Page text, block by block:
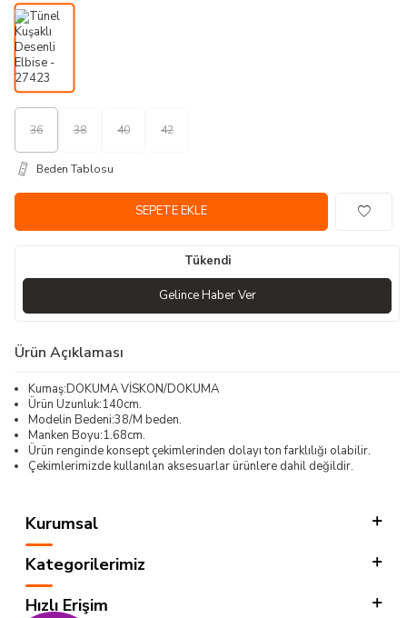
36 38 40 42
Beden Tablosu
SEPETE EKLE
Tükendi
Gelince Haber Ver
Ürün Açıklaması
Kumaş:DOKUMA VİSKON/DOKUMA
Ürün Uzunluk:140cm.
Modelin Bedeni:38/M beden.
Manken Boyu:1.68cm.
Ürün renginde konsept çekimlerinden dolayı ton farklılığı olabilir.
Çekimlerimizde kullanılan aksesuarlar ürünlere dahil değildir.
Kurumsal
Kategorilerimiz
Hızlı Erişim